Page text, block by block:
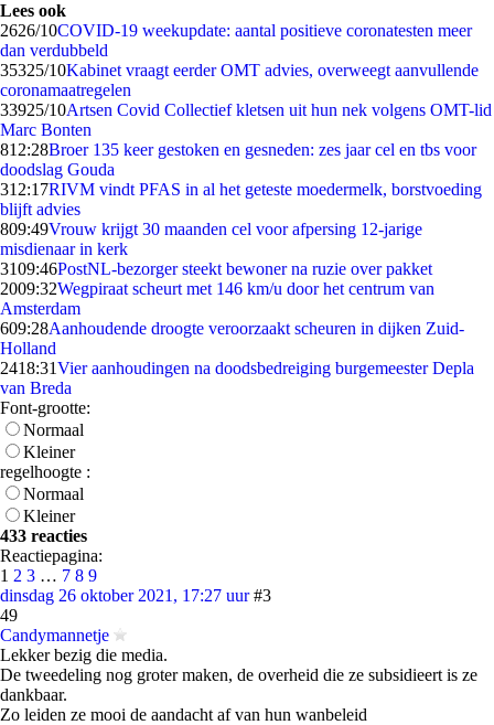
Lees ook
2626/10COVID-19 weekupdate: aantal positieve coronatesten meer
dan verdubbeld
35325/10Kabinet vraagt eerder OMT advies, overweegt aanvullende
coronamaatregelen
33925/10Artsen Covid Collectief kletsen uit hun nek volgens OMT-lid
Marc Bonten
812:28Broer 135 keer gestoken en gesneden: zes jaar cel en tbs voor
doodslag Gouda
312:17RIVM vindt PFAS in al het geteste moedermelk, borstvoeding
blijft advies
809:49Vrouw krijgt 30 maanden cel voor afpersing 12-jarige
misdienaar in kerk
3109:46PostNL-bezorger steekt bewoner na ruzie over pakket
2009:32Wegpiraat scheurt met 146 km/u door het centrum van
Amsterdam
609:28Aanhoudende droogte veroorzaakt scheuren in dijken Zuid-
Holland
2418:31Vier aanhoudingen na doodsbedreiging burgemeester Depla
van Breda
Font-grootte:
Normaal
Kleiner
regelhoogte :
Normaal
Kleiner
433 reacties
Reactiepagina:
1 2 3 … 7 8 9
dinsdag 26 oktober 2021, 17:27 uur #3
49
Candymannetje
Lekker bezig die media.
De tweedeling nog groter maken, de overheid die ze subsidieert is ze
dankbaar.
Zo leiden ze mooi de aandacht af van hun wanbeleid